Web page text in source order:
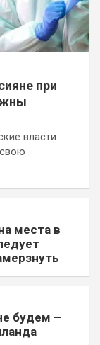
при
власти
места в
будем –